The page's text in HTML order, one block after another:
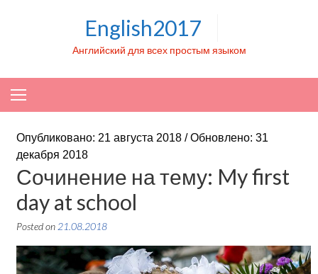
English2017
Английский для всех простым языком
Опубликовано: 21 августа 2018 / Обновлено: 31
декабря 2018
Сочинение на тему: My first
day at school
Posted on 21.08.2018